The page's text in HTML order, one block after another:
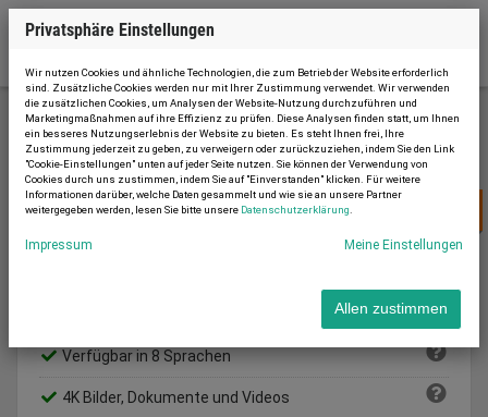
Neu anmelden
BASIC
Verfügbar in 8 Sprachen
4K Bilder, Dokumente und Videos
Privatsphäre Einstellungen
Wir nutzen Cookies und ähnliche Technologien, die zum Betrieb der Website erforderlich
sind. Zusätzliche Cookies werden nur mit Ihrer Zustimmung verwendet. Wir verwenden
die zusätzlichen Cookies, um Analysen der Website-Nutzung durchzuführen und
Marketingmaßnahmen auf ihre Effizienz zu prüfen. Diese Analysen finden statt, um Ihnen
ein besseres Nutzungserlebnis der Website zu bieten. Es steht Ihnen frei, Ihre
Zustimmung jederzeit zu geben, zu verweigern oder zurückzuziehen, indem Sie den Link
"Cookie-Einstellungen" unten auf jeder Seite nutzen. Sie können der Verwendung von
Cookies durch uns zustimmen, indem Sie auf "Einverstanden" klicken. Für weitere
Informationen darüber, welche Daten gesammelt und wie sie an unsere Partner
weitergegeben werden, lesen Sie bitte unsere Datenschutzerklärung
Impressum Meine Einstellungen
Allen zustimmen